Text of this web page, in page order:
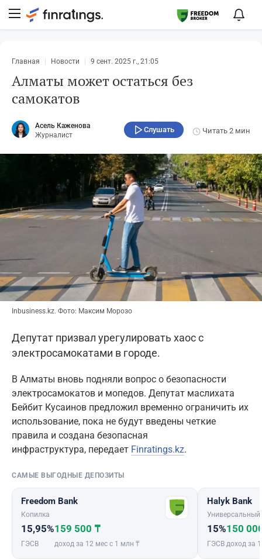
Главная Новости 9 сент. 2025 г., 21:05
Алматы может остаться без
самокатов
Асель Каженова
Журналист
Слушать Читать 2 мин
Inbusiness.kz. Фото: Максим Морозо
Депутат призвал урегулировать хаос с
электросамокатами в городе.
В Алматы вновь подняли вопрос о безопасности
электросамокатов и мопедов. Депутат маслихата
Бейбит Кусаинов предложил временно ограничить их
использование, пока не будут введены четкие
правила и создана безопасная
инфраструктура, передает Finratings.kz.
САМЫЕ ВЫГОДНЫЕ ДЕПОЗИТЫ
Freedom Bank
Копилка
15,95%
ГЭСВ
159 500 ₸
доход за 12 мес с 1 млн ₸
Halyk Bank
Универсальный
15%
ГЭСВ
150
доход за